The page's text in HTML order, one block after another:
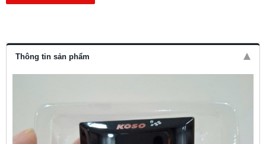
Thông tin sản phẩm